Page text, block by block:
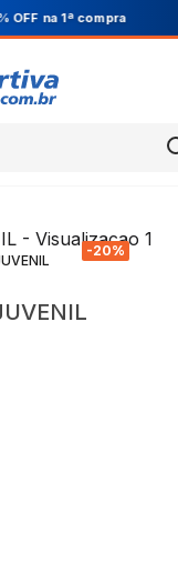
na 1ª compra
-20%